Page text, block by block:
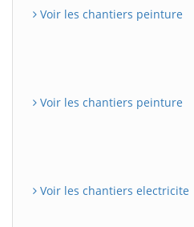
Voir les chantiers peinture
Voir les chantiers peinture
Voir les chantiers electricite